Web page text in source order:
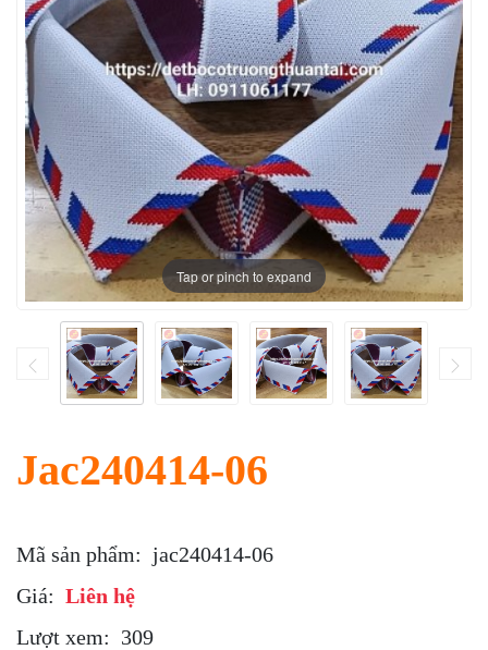
Tap or pinch to expand
Jac240414-06
Mã sản phẩm: jac240414-06
Giá: Liên hệ
Lượt xem: 309